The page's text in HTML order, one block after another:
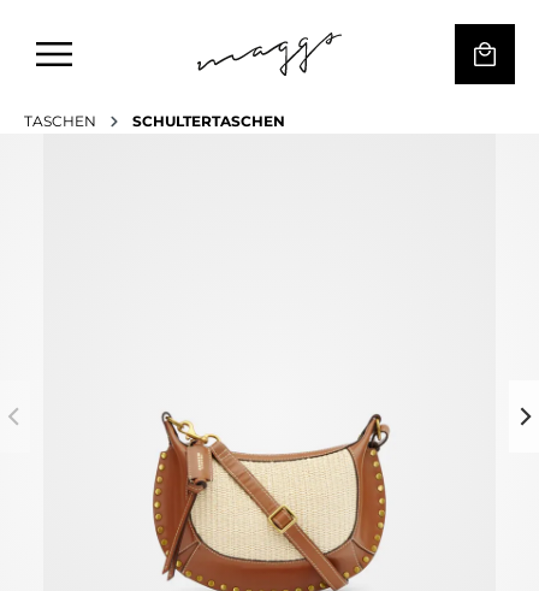
TASCHEN SCHULTERTASCHEN